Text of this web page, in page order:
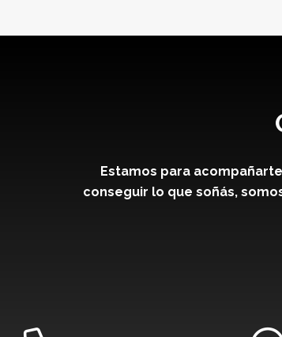
Estamos para
conseguir lo que soñás, somos